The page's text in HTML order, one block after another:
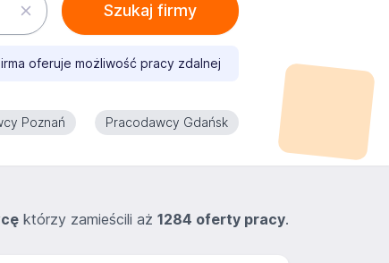
Szukaj firmy
oferuje możliwość pracy zdalnej
Poznań Pracodawcy Gdańsk
którzy zamieścili aż 1284 oferty pracy.